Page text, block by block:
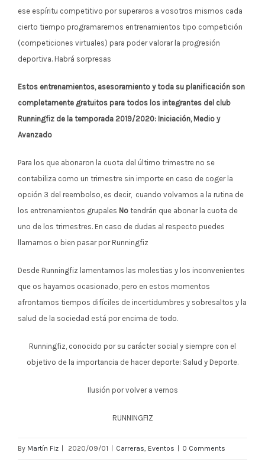
ese espíritu competitivo por superaros a vosotros mismos cada
cierto tiempo programaremos entrenamientos tipo competición
(competiciones virtuales) para poder valorar la progresión
deportiva. Habrá sorpresas
Estos entrenamientos, asesoramiento y toda su planificación son
completamente gratuitos para todos los integrantes del club
Runningfiz de la temporada 2019/2020: Iniciación, Medio y
Avanzado
Para los que abonaron la cuota del último trimestre no se
contabiliza como un trimestre sin importe en caso de coger la
opción 3 del reembolso, es decir, cuando volvamos a la rutina de
los entrenamientos grupales No tendrán que abonar la cuota de
uno de los trimestres. En caso de dudas al respecto puedes
llamarnos o bien pasar por Runningfiz
Desde Runningfiz lamentamos las molestias y los inconvenientes
que os hayamos ocasionado, pero en estos momentos
afrontamos tiempos difíciles de incertidumbres y sobresaltos y la
salud de la sociedad está por encima de todo.
Runningfiz, conocido por su carácter social y siempre con el
objetivo de la importancia de hacer deporte: Salud y Deporte.
Ilusión por volver a vernos
RUNNINGFIZ
By Martín Fiz | 2020/09/01 | Carreras Eventos | 0 Comments